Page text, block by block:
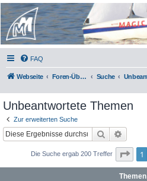
Micro Magic Forum
Deutschland
FAQ
Webseite Foren-Übersicht Suche
Unbeantwortete Themen
Zur erweiterten Suche
Suche
Die Suche ergab 200 Treffer Seite
1
Themen